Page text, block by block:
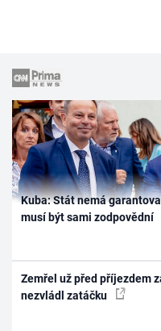
Kuba: Stát nemá
musí být sami zodpovědní
Zemřel už před příjezdem
nezvládl zatáčku